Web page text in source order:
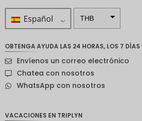
Español THB
sueca
neozelan
Corona
OBTENGA AYUDA LAS 24 HORAS, LOS 7 DÍAS
Envíenos un correo electrónico
Chatea con nosotros
WhatsApp con nosotros
VACACIONES EN TRIPLYN